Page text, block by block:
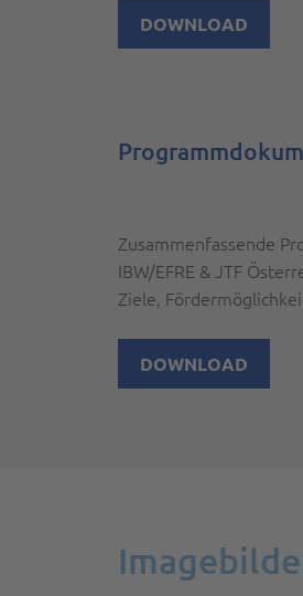
DOWNLOAD
Zusammenfassende
IBW/EFRE & JTF
Ziele,
DOWNLOAD